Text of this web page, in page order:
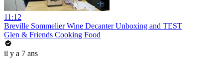
11:12
Breville Sommelier Wine Decanter Unboxing and TEST
Glen & Friends Cooking Food
il y a 7 ans